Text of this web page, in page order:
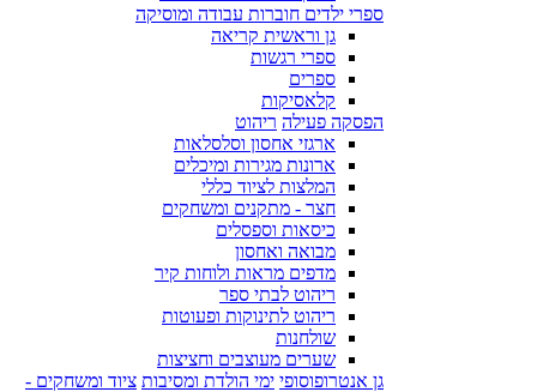
ספרי ילדים חוברות עבודה ומוסיקה
גן וראשית קריאה
ספרי רגשות
ספרים
קלאסיקות
הפסקה פעילה ריהוט
ארגזי אחסון וסלסלאות
ארונות מגירות ומיכלים
המלצות לציוד כללי
חצר - מתקנים ומשחקים
כיסאות וספסלים
מבואה ואחסון
מדפים מראות ולוחות קיר
ריהוט לבתי ספר
ריהוט לתינוקות ופעוטות
שולחנות
שערים מעוצבים וחציצות
גן אנטרופוסופי ימי הולדת ומסיבות ציוד ומשחקים -